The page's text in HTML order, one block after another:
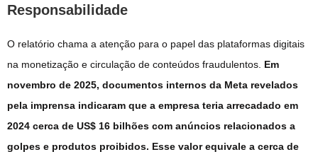
Responsabilidade
O relatório chama a atenção para o papel das plataformas digitais
na monetização e circulação de conteúdos fraudulentos. Em
novembro de 2025, documentos internos da Meta revelados
pela imprensa indicaram que a empresa teria arrecadado em
2024 cerca de US$ 16 bilhões com anúncios relacionados a
golpes e produtos proibidos. Esse valor equivale a cerca de